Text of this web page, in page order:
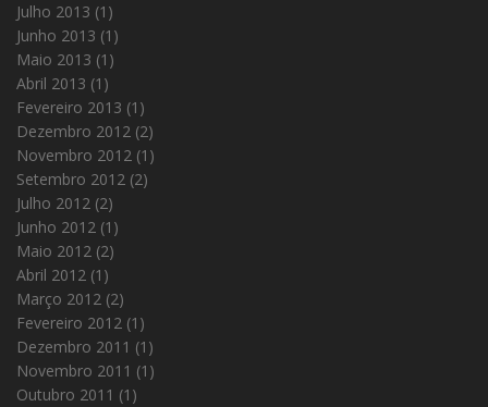
Julho 2013 (1)
Junho 2013 (1)
Maio 2013 (1)
Abril 2013 (1)
Fevereiro 2013 (1)
Dezembro 2012 (2)
Novembro 2012 (1)
Setembro 2012 (2)
Julho 2012 (2)
Junho 2012 (1)
Maio 2012 (2)
Abril 2012 (1)
Março 2012 (2)
Fevereiro 2012 (1)
Dezembro 2011 (1)
Novembro 2011 (1)
Outubro 2011 (1)